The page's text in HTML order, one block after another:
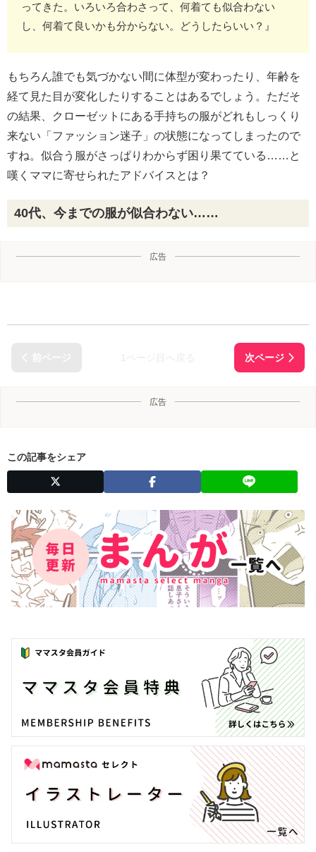
ってきた。いろいろ合わさって、何着ても似合わない
し、何着て良いかも分からない。どうしたらいい？』
もちろん誰でも気づかない間に体型が変わったり、年齢を
経て見た目が変化したりすることはあるでしょう。ただそ
の結果、クローゼットにある手持ちの服がどれもしっくり
来ない「ファッション迷子」の状態になってしまったので
すね。似合う服がさっぱりわからず困り果てている……と
嘆くママに寄せられたアドバイスとは？
40代、今までの服が似合わない……
広告
広告
この記事をシェア